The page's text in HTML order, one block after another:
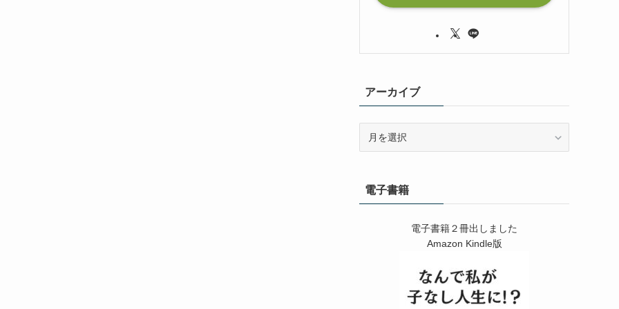
アーカイブ
ブ電子書籍
電子書籍２冊出しました
Amazon Kindle版